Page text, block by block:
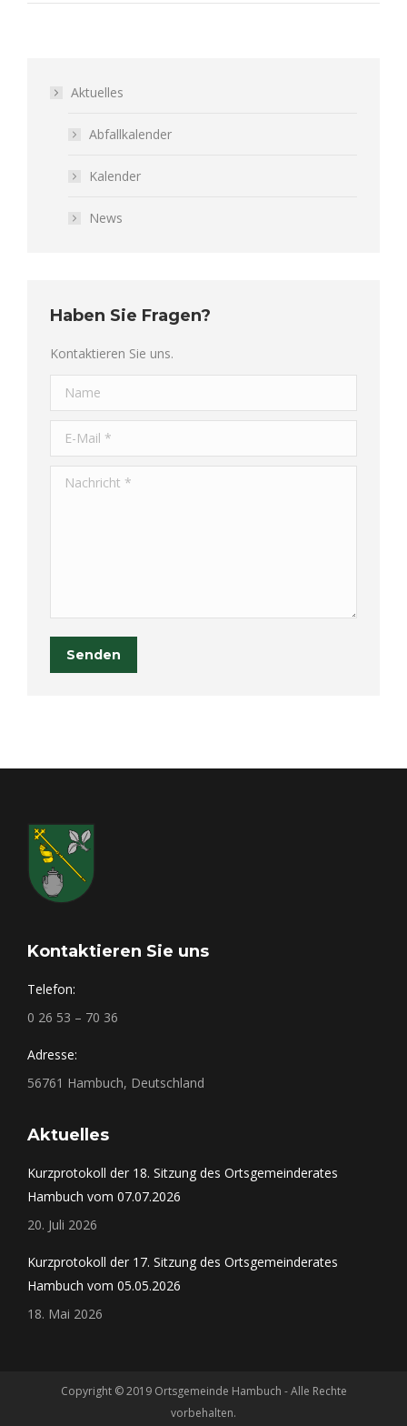
Aktuelles
Abfallkalender
Kalender
News
Haben Sie Fragen?
Kontaktieren Sie uns.
Name
E-Mail *
Nachricht *
Senden
Kontaktieren Sie uns
Telefon:
0 26 53 – 70 36
Adresse:
56761 Hambuch, Deutschland
Aktuelles
Kurzprotokoll der 18. Sitzung des Ortsgemeinderates
Hambuch vom 07.07.2026
20. Juli 2026
Kurzprotokoll der 17. Sitzung des Ortsgemeinderates
Hambuch vom 05.05.2026
18. Mai 2026
Copyright © 2019 Ortsgemeinde Hambuch - Alle Rechte
vorbehalten.